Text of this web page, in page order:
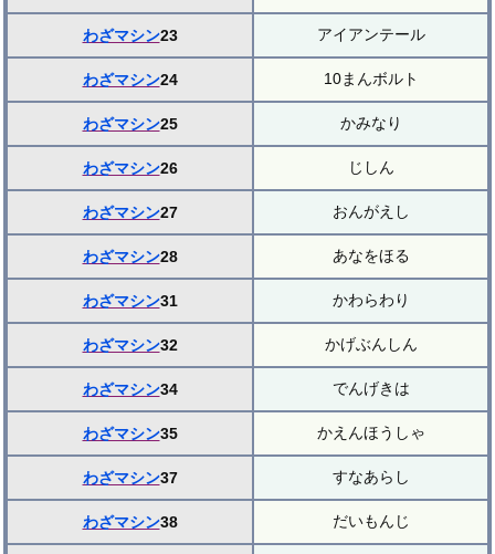
わざマシン23 アイアンテール
わざマシン24 10まんボルト
わざマシン25 かみなり
わざマシン26 じしん
わざマシン27 おんがえし
わざマシン28 あなをほる
わざマシン31 かわらわり
わざマシン32 かげぶんしん
わざマシン34 でんげきは
わざマシン35 かえんほうしゃ
わざマシン37 すなあらし
わざマシン38 だいもんじ